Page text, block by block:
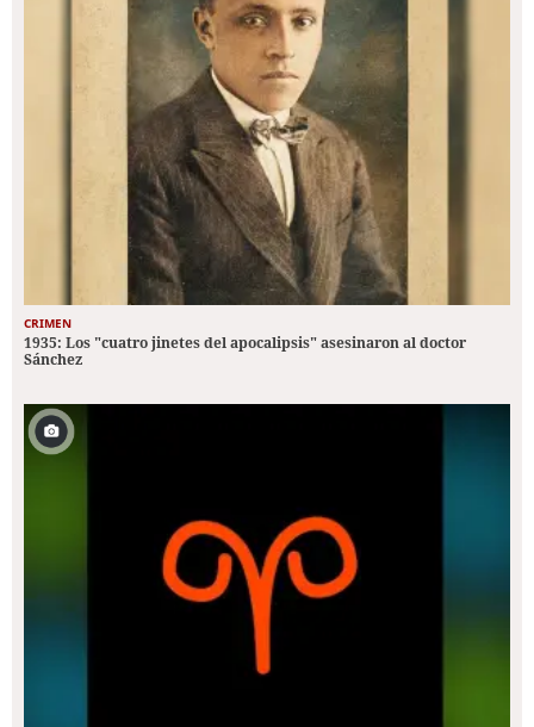
CRIMEN
1935: Los "cuatro jinetes del apocalipsis" asesinaron al doctor
Sánchez